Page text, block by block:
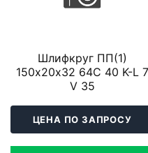
Шлифкруг ПП(1)
150х20х32 64C 40 K-L 7
V 35
ЦЕНА ПО ЗАПРОСУ